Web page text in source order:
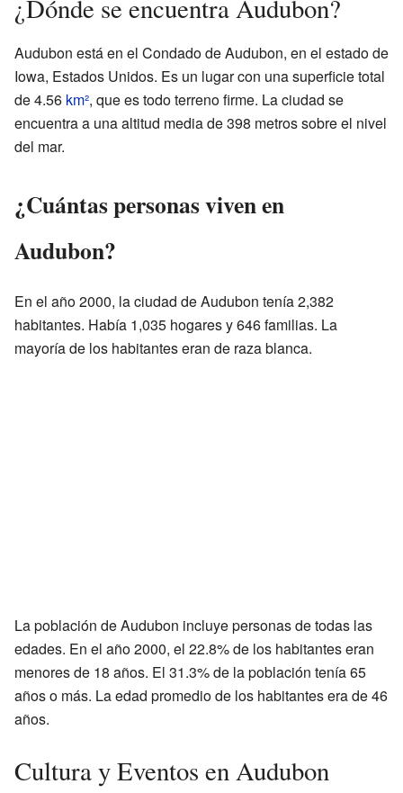
¿Dónde se encuentra Audubon?
Audubon está en el Condado de Audubon, en el estado de
Iowa, Estados Unidos. Es un lugar con una superficie total
de 4.56 km², que es todo terreno firme. La ciudad se
encuentra a una altitud media de 398 metros sobre el nivel
del mar.
¿Cuántas personas viven en
Audubon?
En el año 2000, la ciudad de Audubon tenía 2,382
habitantes. Había 1,035 hogares y 646 familias. La
mayoría de los habitantes eran de raza blanca.
La población de Audubon incluye personas de todas las
edades. En el año 2000, el 22.8% de los habitantes eran
menores de 18 años. El 31.3% de la población tenía 65
años o más. La edad promedio de los habitantes era de 46
años.
Cultura y Eventos en Audubon